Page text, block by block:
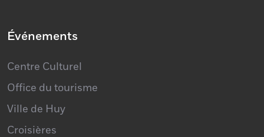
Événements
Centre Culturel
Office du tourisme
Ville de Huy
Croisières